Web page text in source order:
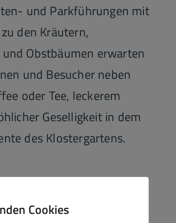
und Parkführungen mit
den Kräutern,
Obstbäumen erwarten
und Besucher neben
oder Tee, leckerem
Geselligkeit in dem
des Klostergartens.
Cookies